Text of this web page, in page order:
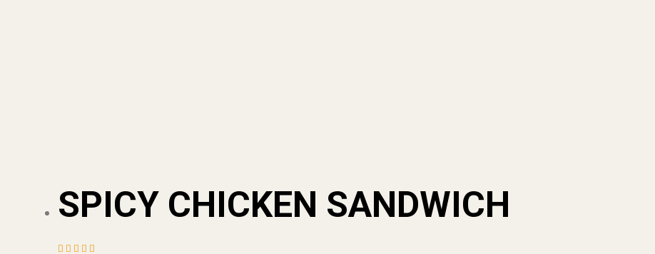
SPICY CHICKEN SANDWICH